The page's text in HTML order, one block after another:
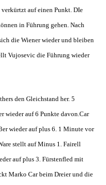
auf einen Punkt. DIe
in Führung gehen. Nach
die Wiener wieder und bleiben
Vujosevic die Führung wieder
den Gleichstand her. 5
wieder auf 6 Punkte davon.Car
wieder auf plus 6. 1 Minute vor
stellt auf Minus 1. Fairell
auf plus 3. Fürstenfled mit
Marko Car beim Dreier und die